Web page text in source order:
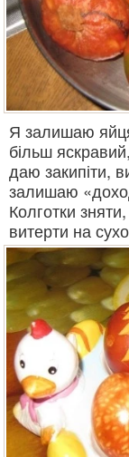
Я залишаю
більш
даю закипіти,
залишаю
Колготки
витерти на